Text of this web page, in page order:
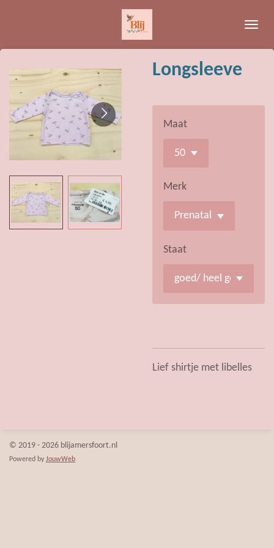
naar
hoofdinhoud
Longsleeve
Maat
Merk
Staat
Lief shirtje met libelles
© 2019 - 2026 blijamersfoort.nl
Powered by JouwWeb